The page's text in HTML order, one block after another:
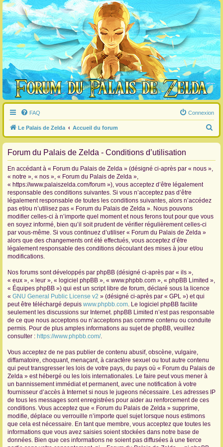
FAQ Connexion
Le Palais de Zelda Accueil du forum
e
Forum du Palais de Zelda - Conditions d’utilisation
En accédant à « Forum du Palais de Zelda » (désigné ci-après par « nous »,
« notre », « nos », « Forum du Palais de Zelda »,
« https://www.palaiszelda.com/forum »), vous acceptez d’être légalement
responsable des conditions suivantes. Si vous n’acceptez pas d’être
légalement responsable de toutes les conditions suivantes, alors n’accédez
pas et/ou n’utilisez pas « Forum du Palais de Zelda ». Nous pouvons
modifier celles-ci à n’importe quel moment et nous ferons tout pour que vous
en soyez informé, bien qu’il soit prudent de vérifier régulièrement celles-ci
par vous-même. Si vous continuez d’utiliser « Forum du Palais de Zelda »
alors que des changements ont été effectués, vous acceptez d’être
légalement responsable des conditions découlant des mises à jour et/ou
modifications.
Nos forums sont développés par phpBB (désigné ci-après par « ils »,
« eux », « leur », « logiciel phpBB », « www.phpbb.com », « phpBB Limited »,
« Équipes phpBB ») qui est un script libre de forum, déclaré sous la licence
« GNU General Public License v2 » (désigné ci-après par « GPL ») et qui
peut être téléchargé depuis www.phpbb.com. Le logiciel phpBB facilite
seulement les discussions sur Internet. phpBB Limited n’est pas responsable
de ce que nous acceptons ou n’acceptons pas comme contenu ou conduite
permis. Pour de plus amples informations au sujet de phpBB, veuillez
consulter : https://www.phpbb.com/.
Vous acceptez de ne pas publier de contenu abusif, obscène, vulgaire,
diffamatoire, choquant, menaçant, à caractère sexuel ou tout autre contenu
qui peut transgresser les lois de votre pays, du pays où « Forum du Palais de
Zelda » est hébergé ou les lois internationales. Le faire peut vous mener à
un bannissement immédiat et permanent, avec une notification à votre
fournisseur d’accès à Internet si nous le jugeons nécessaire. Les adresses IP
de tous les messages sont enregistrées pour aider au renforcement de ces
conditions. Vous acceptez que « Forum du Palais de Zelda » supprime,
modifie, déplace ou verrouille n’importe quel sujet lorsque nous estimons
que cela est nécessaire. En tant que membre, vous acceptez que toutes les
informations que vous avez saisies soient stockées dans notre base de
données. Bien que ces informations ne soient pas diffusées à une tierce